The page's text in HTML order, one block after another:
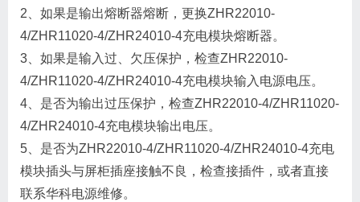
2、如果是输出熔断器熔断，更换ZHR22010-
4/ZHR11020-4/ZHR24010-4充电模块熔断器。
3、如果是输入过、欠压保护，检查ZHR22010-
4/ZHR11020-4/ZHR24010-4充电模块输入电源电压。
4、是否为输出过压保护，检查ZHR22010-4/ZHR11020-
4/ZHR24010-4充电模块输出电压。
5、是否为ZHR22010-4/ZHR11020-4/ZHR24010-4充电
模块插头与屏柜插座接触不良，检查接插件，或者直接
联系华科电源维修。